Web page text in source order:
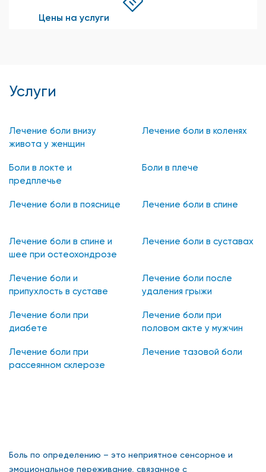
Цены на услуги
Услуги
Лечение боли внизу
живота у женщин
Лечение боли в коленях
Боли в локте и
предплечье
Боли в плече
Лечение боли в пояснице Лечение боли в спине
Лечение боли в спине и
шее при остеохондрозе
Лечение боли в суставах
Лечение боли и
припухлость в суставе
Лечение боли после
удаления грыжи
Лечение боли при
диабете
Лечение боли при
половом акте у мужчин
Лечение боли при
рассеянном склерозе
Лечение тазовой боли
Боль по определению – это неприятное сенсорное и
эмоциональное переживание, связанное с